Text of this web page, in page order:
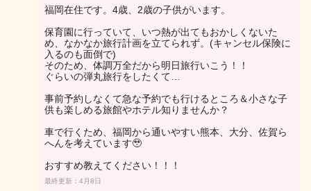
福岡在住です。4歳、2歳の子供がいます。
保育園に行っていて、いつ熱が出てもおかしくないた
め、なかなか旅行計画を立てられず。(キャンセル保険に
入るのも面倒で)
そのため、体調万全だから明日旅行いこう！！
ぐらいの弾丸旅行をしたくて…
事前予約しなくて急な予約でも行けるところ＆小さな子
供も楽しめる旅館やホテル知りませんか？
車で行くため、福岡から通いやすい熊本、大分、佐賀ら
へんを考えています🥹
おすすめ教えてください！！！
最終更新：4月8日